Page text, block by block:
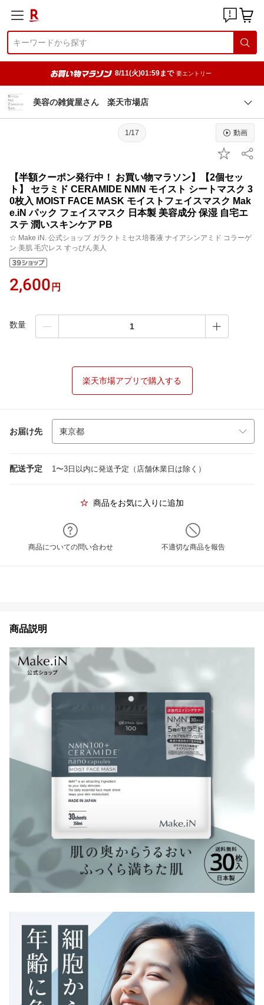
8/11(火)01:59まで 要エントリー
美容の雑貨屋さん 楽天市場店
1/17 動画
【半額クーポン発行中！ お買い物マラソン】【2個セッ
ト】 セラミド CERAMIDE NMN モイスト シートマスク 3
0枚入 MOIST FACE MASK モイストフェイスマスク Mak
e.iN パック フェイスマスク 日本製 美容成分 保湿 自宅エ
ステ 潤いスキンケア PB
☆ Make iN. 公式ショップ ガラクトミセス培養液 ナイアシンアミド コラーゲ
ン 美肌 毛穴レス すっぴん美人
2,600 円
数量
楽天市場アプリで購入する
お届け先
配送予定 1〜3日以内に発送予定（店舗休業日は除く）
商品をお気に入りに追加
商品についての問い合わせ 不適切な商品を報告
商品説明